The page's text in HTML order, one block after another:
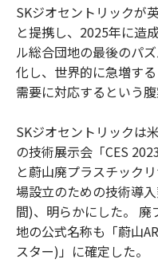
SKジオセントリックが
と提携し、2025年に造
ル総合団地の最後のパ
化し、世界的に急増す
需要に対応するという腹
SKジオセントリックは
の技術展示会「CES
と蔚山廃プラスチック
場設立のための技術導
間)、明らかにした。
地の公式名称も「蔚山
スター)」に確定した。